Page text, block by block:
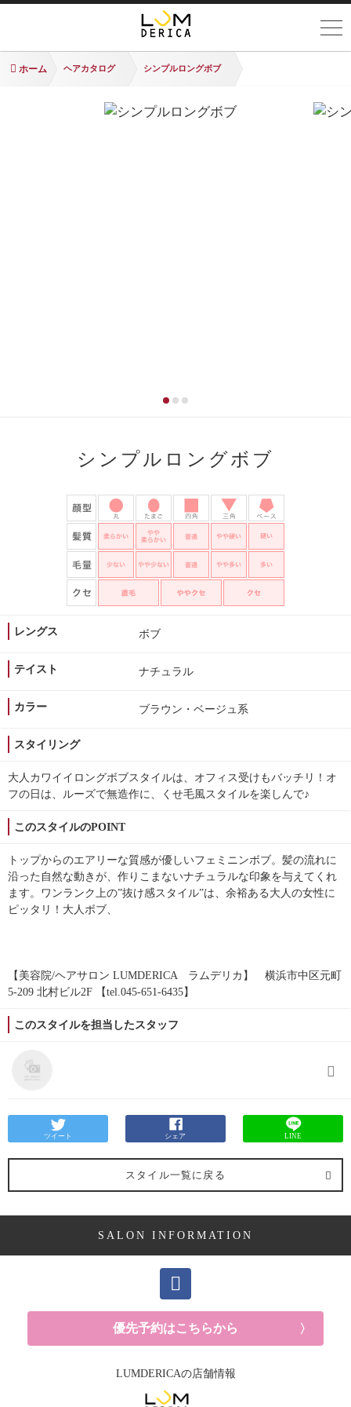
ホーム ヘアカタログ シンプルロングボブ
シンプルロングボブ
レングス ボブ
テイスト ナチュラル
カラー ブラウン・ベージュ系
スタイリング
大人カワイイロングボブスタイルは、オフィス受けもバッチリ！オ
フの日は、ルーズで無造作に、くせ毛風スタイルを楽しんで♪
このスタイルのPOINT
トップからのエアリーな質感が優しいフェミニンボブ。髪の流れに
沿った自然な動きが、作りこまないナチュラルな印象を与えてくれ
ます。ワンランク上の”抜け感スタイル”は、余裕ある大人の女性に
ピッタリ！大人ボブ、
【美容院/ヘアサロン LUMDERICA ラムデリカ】 横浜市中区元町
5-209 北村ビル2F 【tel.045-651-6435】
このスタイルを担当したスタッフ
ツイート シェア LINE
スタイル一覧に戻る
SALON INFORMATION
優先予約はこちらから
LUMDERICAの店舗情報